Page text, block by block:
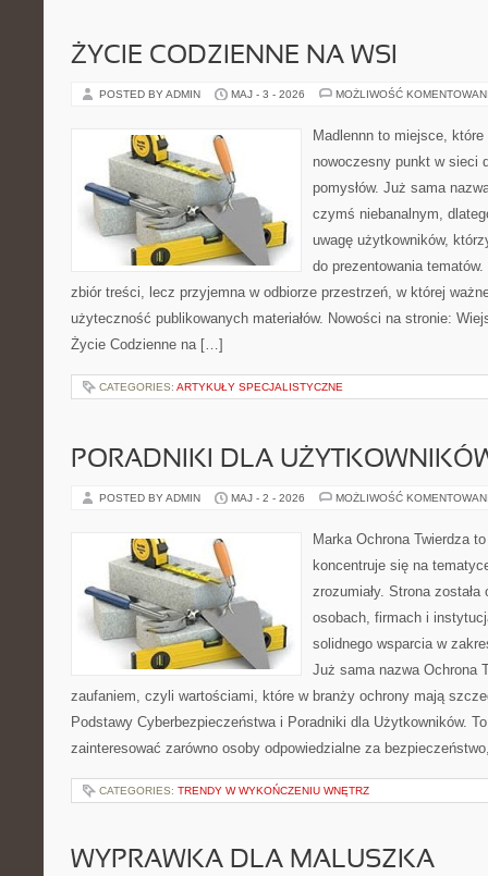
ŻYCIE CODZIENNE NA WSI
POSTED BY ADMIN MAJ - 3 - 2026 MOŻLIWOŚĆ
Madlennn to miejsce,
nowoczesny punkt w sieci
pomysłów. Już sama
czymś niebanalnym,
uwagę użytkowników,
do prezentowania
zbiór treści, lecz przyjemna w odbiorze przestrzeń, w której
użyteczność publikowanych materiałów. Nowości na stronie:
Życie Codzienne na […]
CATEGORIES: ARTYKUŁY SPECJALISTYCZNE
PORADNIKI DLA
POSTED BY ADMIN MAJ - 2 - 2026 MOŻLIWOŚĆ
Marka Ochrona Twierdza
koncentruje się na
zrozumiały. Strona
osobach, firmach i
solidnego wsparcia w
Już sama nazwa Ochrona
zaufaniem, czyli wartościami, które w branży ochrony mają
Podstawy Cyberbezpieczeństwa i Poradniki dla Użytkowników.
zainteresować zarówno osoby odpowiedzialne za
CATEGORIES: TRENDY W WYKOŃCZENIU WNĘTRZ
WYPRAWKA DLA MALUSZKA